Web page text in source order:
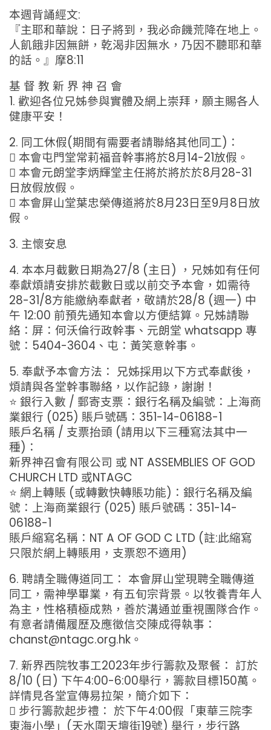
本週背誦經文:
『主耶和華說：日子將到，我必命饑荒降在地上。
人飢餓非因無餅，乾渴非因無水，乃因不聽耶和華
的話。』摩8:11
基 督 教 新 界 神 召 會
1. 歡迎各位兄姊參與實體及網上崇拜，願主賜各人
健康平安！
2. 同工休假(期間有需要者請聯絡其他同工)：
 本會屯門堂常莉福音幹事將於8月14-21放假。
 本會元朗堂李炳輝堂主任將於將於於8月28-31
日放假放假。
 本會屏山堂葉忠榮傳道將於8月23日至9月8日放
假。
3. 主懷安息
4. 本本月截數日期為27/8 (主日) ，兄姊如有任何
奉獻煩請安排於截數日或以前交予本會，如需待
28-31/8方能繳納奉獻者，敬請於28/8 (週一) 中
午 12:00 前預先通知本會以方便結算。兄姊請聯
絡：屏：何沃倫行政幹事、元朗堂 whatsapp 專
號：5404-3604、屯：黃笑意幹事。
5. 奉獻予本會方法： 兄姊採用以下方式奉獻後，
煩請與各堂幹事聯絡，以作記錄，謝謝！
⭐ 銀行入數 / 郵寄支票：銀行名稱及編號：上海商
業銀行 (025) 賬戶號碼：351-14-06188-1
賬戶名稱 / 支票抬頭 (請用以下三種寫法其中一
種)：
新界神召會有限公司 或 NT ASSEMBLIES OF GOD
CHURCH LTD 或NTAGC
⭐ 網上轉賬 (或轉數快轉賬功能)：銀行名稱及編
號：上海商業銀行 (025) 賬戶號碼：351-14-
06188-1
賬戶縮寫名稱：NT A OF GOD C LTD (註:此縮寫
只限於網上轉賬用，支票恕不適用)
6. 聘請全職傳道同工： 本會屏山堂現聘全職傳道
同工，需神學畢業，有五旬宗背景。以牧養青年人
為主，性格積極成熟，善於溝通並重視團隊合作。
有意者請備履歷及應徵信交陳成得執事：
chanst@ntagc.org.hk。
7. 新界西院牧事工2023年步行籌款及聚餐： 訂於
8/10 (日) 下午4:00-6:00舉行，籌款目標150萬。
詳情見各堂宣傳易拉架，簡介如下：
 步行籌款起步禮： 於下午4:00假「東華三院李
東海小學」(天水圍天壇街19號) 舉行，步行路